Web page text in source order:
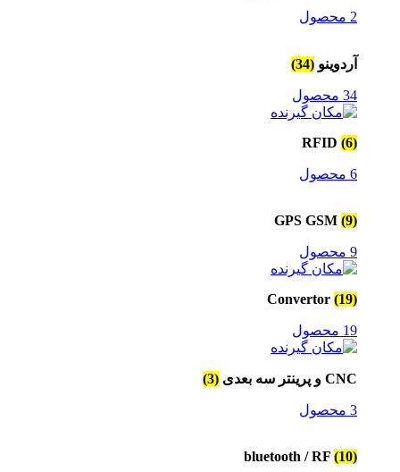
2 محصول
آردوینو (34)
34 محصول
RFID (6)
6 محصول
GPS GSM (9)
9 محصول
Convertor (19)
19 محصول
CNC و پرینتر سه بعدی (3)
3 محصول
bluetooth / RF (10)